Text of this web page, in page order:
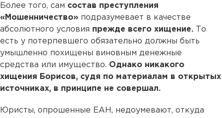
Более того, сам состав преступления
«Мошенничество» подразумевает в качестве
абсолютного условия прежде всего хищение.
То
есть у потерпевшего обязательно должны быть
умышленно похищены виновным денежные
средства или имущество. Однако никакого
хищения Борисов, судя по материалам в открытых
источниках, в принципе не совершал.
Юристы, опрошенные ЕАН, недоумевают, откуда